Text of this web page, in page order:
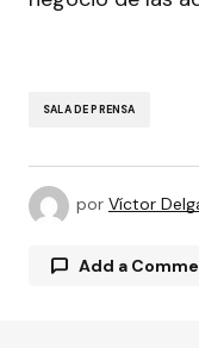
SALA DE PRENSA
por Víctor
Add a